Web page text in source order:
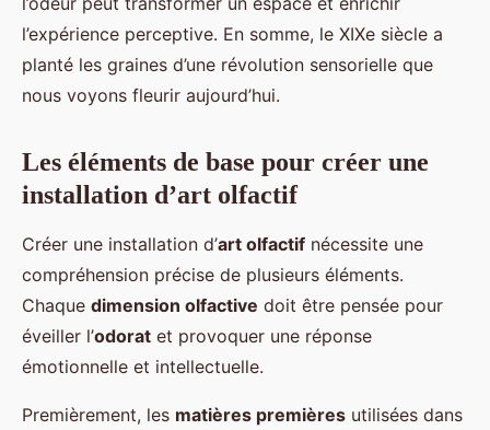
l’expérience perceptive. En somme, le XIXe siècle a
planté les graines d’une révolution sensorielle que
nous voyons fleurir aujourd’hui.
Les éléments de base pour créer une
installation d’art olfactif
Créer une installation d’art olfactif nécessite une
compréhension précise de plusieurs éléments.
Chaque dimension olfactive doit être pensée pour
éveiller l’odorat et provoquer une réponse
émotionnelle et intellectuelle.
Premièrement, les matières premières utilisées dans